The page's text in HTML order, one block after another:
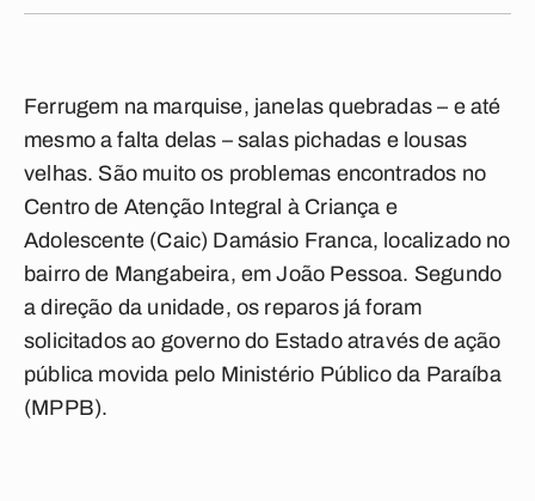
Ferrugem na marquise, janelas quebradas – e até
mesmo a falta delas – salas pichadas e lousas
velhas. São muito os problemas encontrados no
Centro de Atenção Integral à Criança e
Adolescente (Caic) Damásio Franca, localizado no
bairro de Mangabeira, em João Pessoa. Segundo
a direção da unidade, os reparos já foram
solicitados ao governo do Estado através de ação
pública movida pelo Ministério Público da Paraíba
(MPPB).